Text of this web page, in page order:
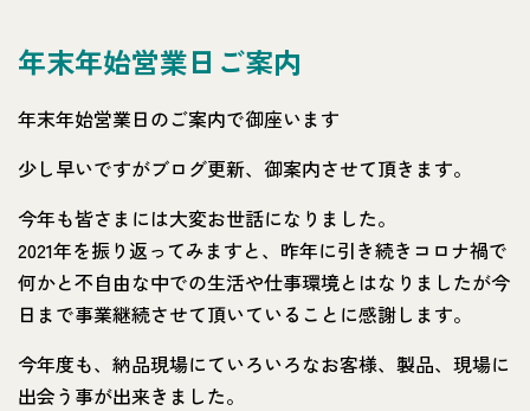
年末年始営業日ご案内
年末年始営業日のご案内で御座います
少し早いですがブログ更新、御案内させて頂きます。
今年も皆さまには大変お世話になりました。
2021年を振り返ってみますと、昨年に引き続きコロナ禍で
何かと不自由な中での生活や仕事環境とはなりましたが今
日まで事業継続させて頂いていることに感謝します。
今年度も、納品現場にていろいろなお客様、製品、現場に
出会う事が出来きました。